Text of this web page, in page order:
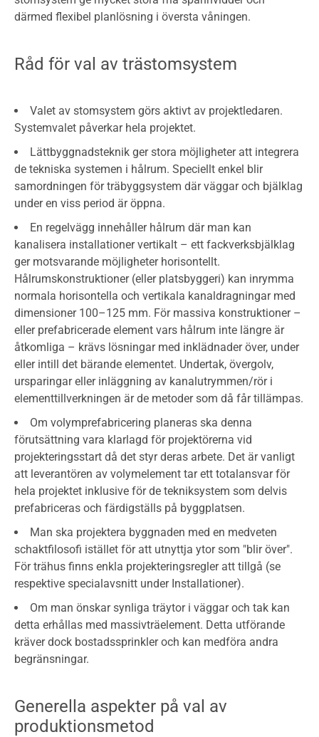
därmed flexibel planlösning i översta våningen.
Råd för val av trästomsystem
Valet av stomsystem görs aktivt av projektledaren.
Systemvalet påverkar hela projektet.
Lättbyggnadsteknik ger stora möjligheter att integrera
de tekniska systemen i hålrum. Speciellt enkel blir
samordningen för träbyggsystem där väggar och bjälklag
under en viss period är öppna.
En regelvägg innehåller hålrum där man kan
kanalisera installationer vertikalt – ett fackverksbjälklag
ger motsvarande möjligheter horisontellt.
Hålrumskonstruktioner (eller platsbyggeri) kan inrymma
normala horisontella och vertikala kanaldragningar med
dimensioner 100–125 mm. För massiva konstruktioner –
eller prefabricerade element vars hålrum inte längre är
åtkomliga – krävs lösningar med inklädnader över, under
eller intill det bärande elementet. Undertak, övergolv,
ursparingar eller inläggning av kanalutrymmen/rör i
elementtillverkningen är de metoder som då får tillämpas.
Om volymprefabricering planeras ska denna
förutsättning vara klarlagd för projektörerna vid
projekteringsstart då det styr deras arbete. Det är vanligt
att leverantören av volymelement tar ett totalansvar för
hela projektet inklusive för de tekniksystem som delvis
prefabriceras och färdigställs på byggplatsen.
Man ska projektera byggnaden med en medveten
schaktfilosofi istället för att utnyttja ytor som "blir över".
För trähus finns enkla projekteringsregler att tillgå (se
respektive specialavsnitt under Installationer).
Om man önskar synliga träytor i väggar och tak kan
detta erhållas med massivträelement. Detta utförande
kräver dock bostadssprinkler och kan medföra andra
begränsningar.
Generella aspekter på val av
produktionsmetod